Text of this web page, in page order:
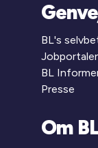
BL's
BL
Presse
Om